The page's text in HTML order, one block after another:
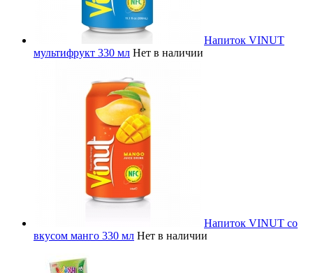
Напиток VINUT
мультифрукт 330 мл Нет в наличии
Напиток VINUT со
вкусом манго 330 мл Нет в наличии